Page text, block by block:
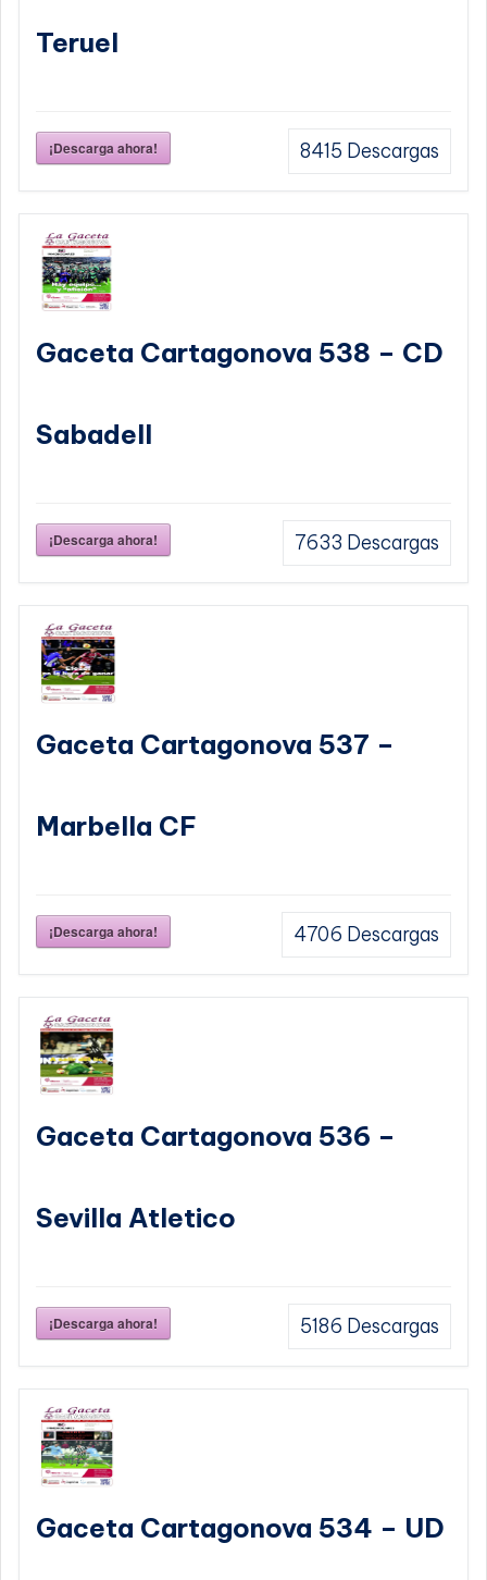
Teruel
¡Descarga ahora! 8415 Descargas
Gaceta Cartagonova 538 – CD
Sabadell
¡Descarga ahora! 7633 Descargas
Gaceta Cartagonova 537 –
Marbella CF
¡Descarga ahora! 4706 Descargas
Gaceta Cartagonova 536 –
Sevilla Atletico
¡Descarga ahora! 5186 Descargas
Gaceta Cartagonova 534 – UD